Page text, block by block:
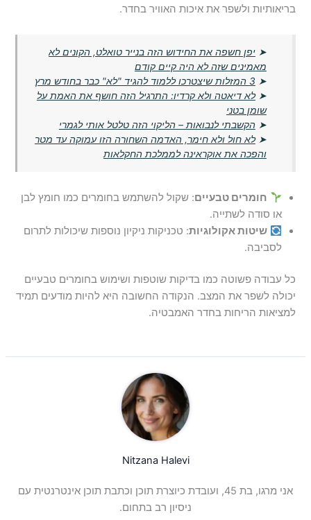
בריאותיות ולשפר את איכות האוויר בחדר.
➤יפן חשפה את החידוש הזה בנייר טואלט, הקונים לא
מאמינים שזה לא היה קיים קודם
➤ 3 המזלות שיצטרכו ללמוד להגיד "לא" כבר בחודש מרץ
➤לא דיאטה ולא קרדיו: התרגיל הזה חושף את האמת על
שומן בטני
➤ הקשבתי לנבואות – הליקוי הזה טלטל אותי לגמרי
➤לא חול ולא חימר, האדמה השחורה הזו עמוקה עד מטר
והפכה את אוקראינה לממלכת החקלאות
חומרים טבעיים: שקול להשתמש בחומרים כמו חומץ לבן
או סודה לשתייה.
שיטות אקולוגיות: טכניקות ניקיון נוספות שיכולות לתרום
לסביבה.
כל עבודה פשוטה כמו בדיקות שוטפות ושימוש בחומרים טבעיים
יכולה לשפר את המצב. הנקודה החשובה היא להיות מודעים תמיד
למציאות הריחות בחדר האמבטיה.
Nitzana Halevi
אני מרגו, בת 45, ועובדת כיוצרת תוכן וכתבת תוכן אינטרנטית עם
ניסיון רב בתחום.